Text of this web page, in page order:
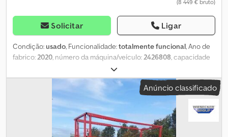
(8 449 € bruto)
Solicitar Ligar
Condição:usado, Funcionalidade:totalmente funcional, Ano de
fabrico:2020, número da máquina/veículo:2426808, capacidade
, altura de elevação:
plataforma:1 630 mm, largura da plataforma:660 mm, peso total:
, comprimento de transporte: 1 780 mm, largura de
810 mm , altura de transporte: 1 750 mm , tipo de
elétrico , tamanho do pneu: , cor:vermelho,
Dados técnicos Ano de fabricação: 2020 Motor: elétrico Altura de
trabalho: 7,79 m Altura da plataforma: 5,79 m Dkjdpfeyyt S Hox
Anúncio classificado